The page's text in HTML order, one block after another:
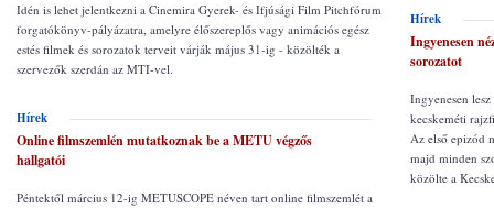
Idén is lehet jelentkezni a Cinemira Gyerek- és Ifjúsági Film Pitchfórum
forgatókönyv-pályázatra, amelyre élőszereplős vagy animációs egész
estés filmek és sorozatok terveit várják május 31-ig - közölték a
szervezők szerdán az MTI-vel.
Hírek
Online filmszemlén mutatkoznak be a METU végzős
hallgatói
Péntektől március 12-ig METUSCOPE néven tart online filmszemlét a
Hírek
Ingyenesen
sorozatot
Ingyenesen
kecskeméti
Az első epizód
majd minden
közölte a